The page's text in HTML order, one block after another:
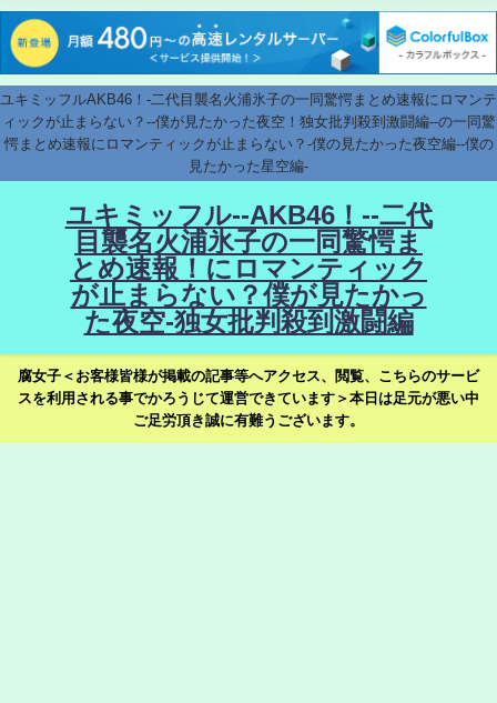
ユキミッフルAKB46！-二代目襲名火浦氷子の一同驚愕まとめ速報にロマンテ
ィックが止まらない？--僕が見たかった夜空！独女批判殺到激闘編--の一同驚
愕まとめ速報にロマンティックが止まらない？-僕の見たかった夜空編--僕の
見たかった星空編-
ユキミッフル--AKB46！--二代
目襲名火浦氷子の一同驚愕ま
とめ速報！にロマンティック
が止まらない？僕が見たかっ
た夜空-独女批判殺到激闘編
腐女子＜お客様皆様が掲載の記事等へアクセス、閲覧、こちらのサービ
スを利用される事でかろうじて運営できています＞本日は足元が悪い中
ご足労頂き誠に有難うございます。